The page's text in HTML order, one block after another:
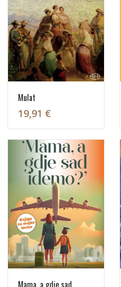
Mulat
19,91 €
Mama, a gdje sad